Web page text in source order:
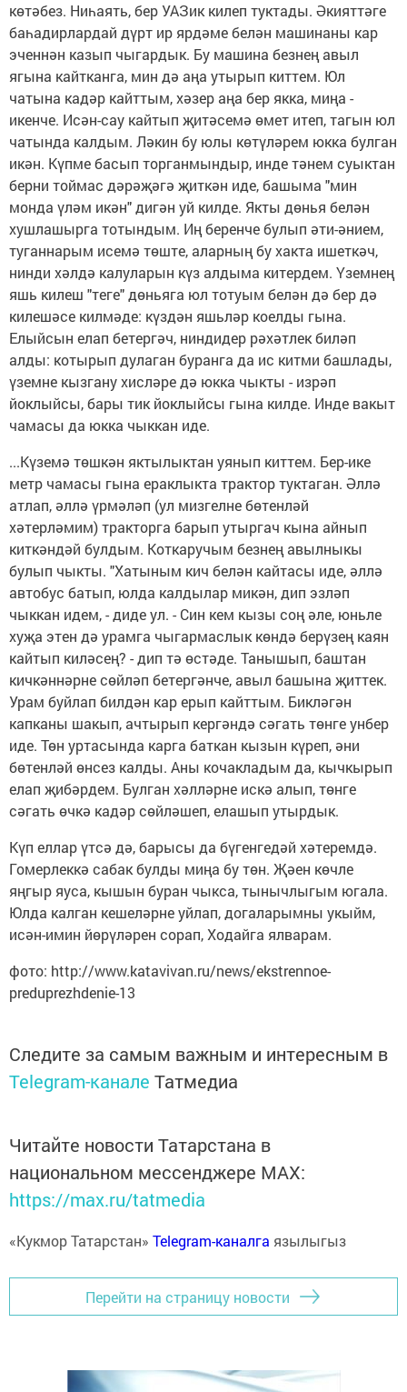
көтәбез. Ниһаять, бер УАЗик килеп туктады. Әкияттәге
баһадирлардай дүрт ир ярдәме белән машинаны кар
эченнән казып чыгардык. Бу машина безнең авыл
ягына кайтканга, мин дә аңа утырып киттем. Юл
чатына кадәр кайттым, хәзер аңа бер якка, миңа -
икенче. Исән-сау кайтып җитәсемә өмет итеп, тагын юл
чатында калдым. Ләкин бу юлы көтүләрем юкка булган
икән. Күпме басып торганмындыр, инде тәнем суыктан
берни тоймас дәрәҗәгә җиткән иде, башыма "мин
монда үләм икән" дигән уй килде. Якты дөнья белән
хушлашырга тотындым. Иң беренче булып әти-әнием,
туганнарым исемә төште, аларның бу хакта ишеткәч,
нинди хәлдә калуларын күз алдыма китердем. Үземнең
яшь килеш "теге" дөньяга юл тотуым белән дә бер дә
килешәсе килмәде: күздән яшьләр коелды гына.
Елыйсын елап бетергәч, ниндидер рәхәтлек биләп
алды: котырып дулаган буранга да ис китми башлады,
үземне кызгану хисләре дә юкка чыкты - изрәп
йоклыйсы, бары тик йоклыйсы гына килде. Инде вакыт
чамасы да юкка чыккан иде.
...Күземә төшкән яктылыктан уянып киттем. Бер-ике
метр чамасы гына ераклыкта трактор туктаган. Әллә
атлап, әллә үрмәләп (ул мизгелне бөтенләй
хәтерләмим) тракторга барып утыргач кына айнып
киткәндәй булдым. Коткаручым безнең авылныкы
булып чыкты. "Хатыным кич белән кайтасы иде, әллә
автобус батып, юлда калдылар микән, дип эзләп
чыккан идем, - диде ул. - Син кем кызы соң әле, юньле
хуҗа этен дә урамга чыгармаслык көндә берүзең каян
кайтып киләсең? - дип тә өстәде. Танышып, баштан
кичкәннәрне сөйләп бетергәнче, авыл башына җиттек.
Урам буйлап билдән кар ерып кайттым. Бикләгән
капканы шакып, ачтырып кергәндә сәгать төнге унбер
иде. Төн уртасында карга баткан кызын күреп, әни
бөтенләй өнсез калды. Аны кочакладым да, кычкырып
елап җибәрдем. Булган хәлләрне искә алып, төнге
сәгать өчкә кадәр сөйләшеп, елашып утырдык.
Күп еллар үтсә дә, барысы да бүгенгедәй хәтеремдә.
Гомерлеккә сабак булды миңа бу төн. Җәен көчле
яңгыр яуса, кышын буран чыкса, тынычлыгым югала.
Юлда калган кешеләрне уйлап, догаларымны укыйм,
исән-имин йөрүләрен сорап, Ходайга ялварам.
фото: http://www.katavivan.ru/news/ekstrennoe-
preduprezhdenie-13
Следите за самым важным и интересным в
Telegram-канале Татмедиа
Читайте новости Татарстана в
национальном мессенджере MАХ:
https://max.ru/tatmedia
«Кукмор Татарстан» Telegram-каналга язылыгыз
Перейти на страницу новости